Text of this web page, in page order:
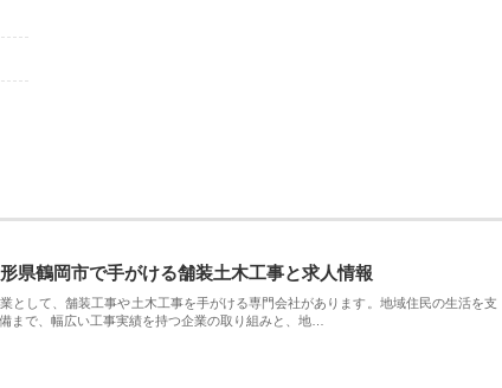
県鶴岡市で手がける舗装土木工事と求人情報
として、舗装工事や土木工事を手がける専門会社があります。地域住民の生活を支
まで、幅広い工事実績を持つ企業の取り組みと、地…